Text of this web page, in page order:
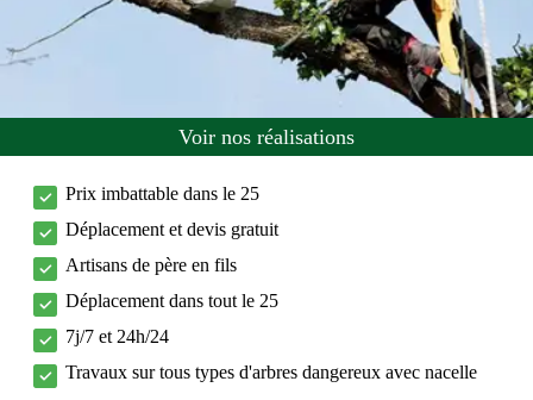
Voir nos réalisations
Prix imbattable dans le 25
Déplacement et devis gratuit
Artisans de père en fils
Déplacement dans tout le 25
7j/7 et 24h/24
Travaux sur tous types d'arbres dangereux avec nacelle